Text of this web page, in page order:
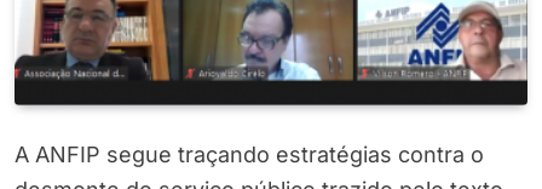
A ANFIP segue traçando estratégias contra o